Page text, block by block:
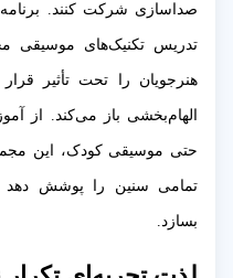
صداسازی شرکت کنند.
تدریس تکنیک‌های موسیقی
هنرجویان را تحت تأثیر
الهام‌بخشی باز می‌کند. از
حتی موسیقی کودک، این
تمامی سنین را پوشش دهد
بسازد.